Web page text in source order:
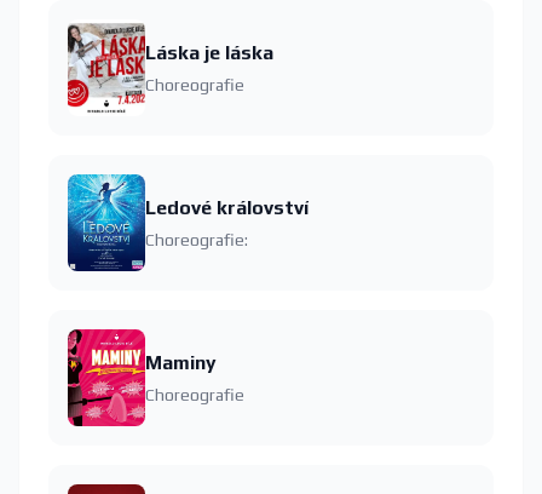
Láska je láska
Choreografie
Ledové království
Choreografie:
Maminy
Choreografie